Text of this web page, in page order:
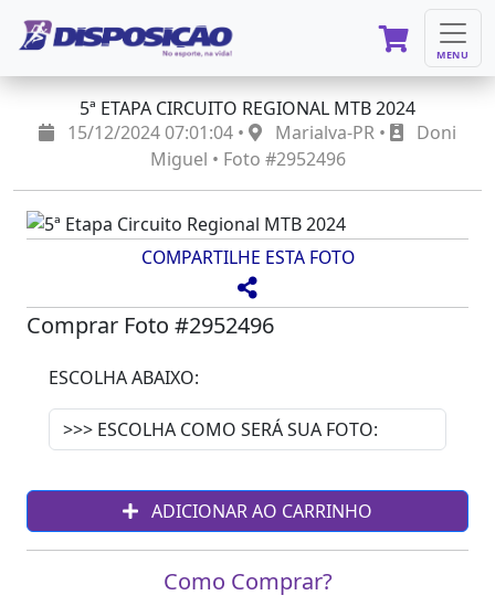
MENU
5ª ETAPA CIRCUITO REGIONAL MTB 2024
15/12/2024 07:01:04 •
Marialva-PR •
Doni
Miguel • Foto #2952496
COMPARTILHE ESTA FOTO
Comprar Foto #2952496
ESCOLHA ABAIXO:
ADICIONAR AO CARRINHO
Como Comprar?